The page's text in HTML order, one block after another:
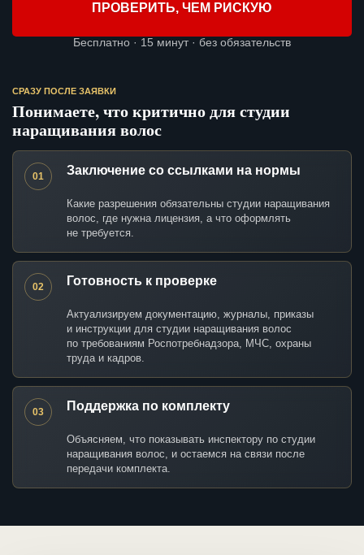
ПРОВЕРИТЬ, ЧЕМ РИСКУЮ
Бесплатно · 15 минут · без обязательств
СРАЗУ ПОСЛЕ ЗАЯВКИ
Понимаете, что критично для студии
наращивания волос
01 Заключение со ссылками на нормы
Какие разрешения обязательны студии наращивания
волос, где нужна лицензия, а что оформлять
не требуется.
02 Готовность к проверке
Актуализируем документацию, журналы, приказы
и инструкции для студии наращивания волос
по требованиям Роспотребнадзора, МЧС, охраны
труда и кадров.
03 Поддержка по комплекту
Объясняем, что показывать инспектору по студии
наращивания волос, и остаемся на связи после
передачи комплекта.